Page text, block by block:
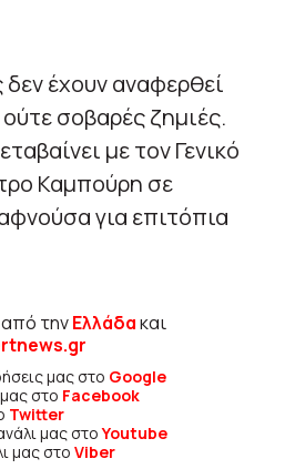
έχουν αναφερθεί
σοβαρές ζημιές.
με τον Γενικό
Καμπούρη σε
για επιτόπια
από τηνΕλλάδακαι
μας στο Google
στο Facebook
Twitter
μας στοYoutube
μας στο Viber